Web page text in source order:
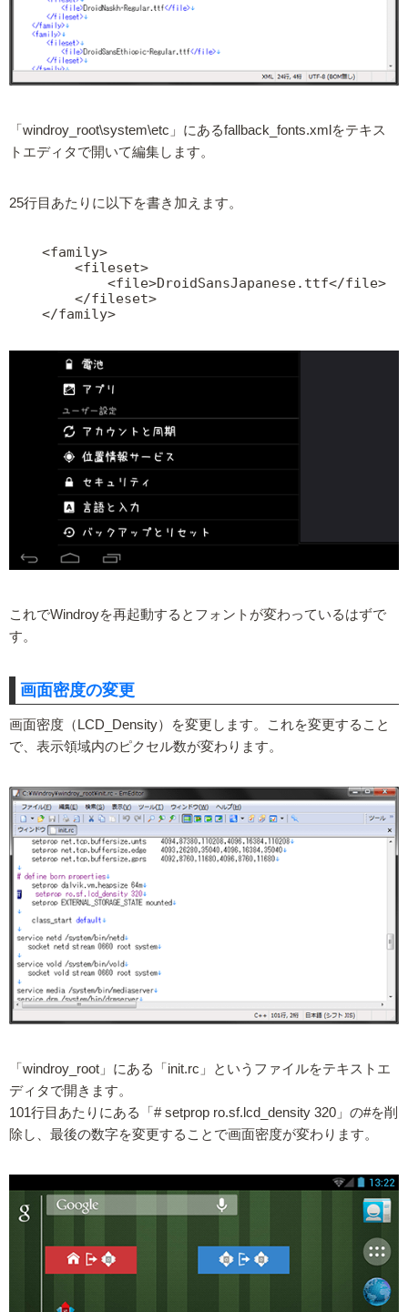
「windroy_root\system\etc」にあるfallback_fonts.xmlをテキス
トエディタで開いて編集します。
25行目あたりに以下を書き加えます。
    <family>
        <fileset>
            <file>DroidSansJapanese.ttf</file>
        </fileset>
    </family>
これでWindroyを再起動するとフォントが変わっているはずで
す。
画面密度の変更
画面密度（LCD_Density）を変更します。これを変更すること
で、表示領域内のピクセル数が変わります。
「windroy_root」にある「init.rc」というファイルをテキストエ
ディタで開きます。
101行目あたりにある「# setprop ro.sf.lcd_density 320」の#を削
除し、最後の数字を変更することで画面密度が変わります。